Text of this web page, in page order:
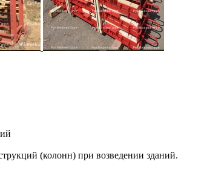
(колонн) при возведении зданий.